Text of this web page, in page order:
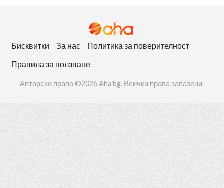
Бисквитки За нас
Политика за поверителност
Правила за ползване
Авторско право ©2026 Aha bg. Всички права запазени.